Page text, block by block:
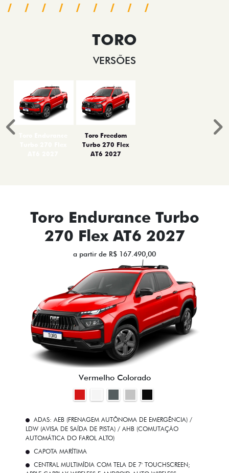
TORO
VERSÕES
Toro Freedom
Turbo 270 Flex
AT6 2027
Anterior
Toro Endurance Turbo
270 Flex AT6 2027
a partir de R$ 167.490,00
Vermelho Colorado
ADAS: AEB (FRENAGEM AUTÔNOMA DE EMERGÊNCIA) /
LDW (AVISA DE SAÍDA DE PISTA) / AHB (COMUTAÇÃO
AUTOMÁTICA DO FAROL ALTO)
CAPOTA MARÍTIMA
CENTRAL MULTIMÍDIA COM TELA DE 7' TOUCHSCREEN;